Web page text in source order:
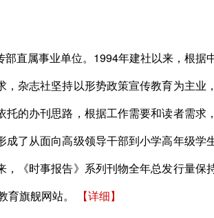
部直属事业单位。1994年建社以来，根据
杂志社坚持以形势政策宣传教育为主业
的办刊思路，根据工作需要和读者需求
了从面向高级领导干部到小学高年级学
《时事报告》系列刊物全年总发行量保
旗舰网站。
【详细】